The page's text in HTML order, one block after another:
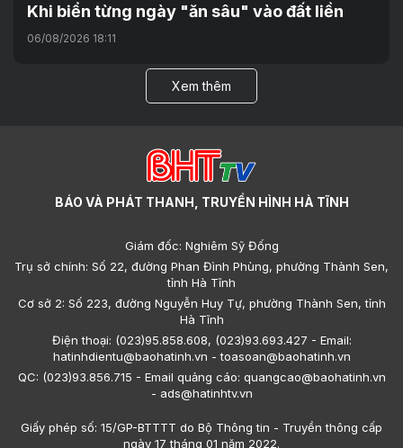
Khi biển từng ngày "ăn sâu" vào đất liền
06/08/2026 18:11
Xem thêm
BÁO VÀ PHÁT THANH, TRUYỀN HÌNH HÀ TĨNH
Giám đốc: Nghiêm Sỹ Đống
Trụ sở chính: Số 22, đường Phan Đình Phùng, phường Thành Sen,
tỉnh Hà Tĩnh
Cơ sở 2: Số 223, đường Nguyễn Huy Tự, phường Thành Sen, tỉnh
Hà Tĩnh
Điện thoại: (023)95.858.608, (023)93.693.427 - Email:
hatinhdientu@baohatinh.vn - toasoan@baohatinh.vn
QC: (023)93.856.715 - Email quảng cáo: quangcao@baohatinh.vn
- ads@hatinhtv.vn
Giấy phép số: 15/GP-BTTTT do Bộ Thông tin - Truyền thông cấp
ngày 17 tháng 01 năm 2022.